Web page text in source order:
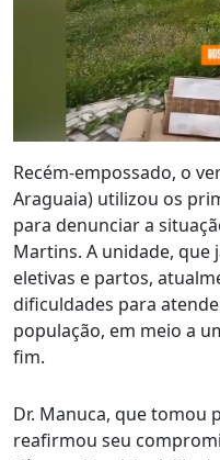
Recém-empossado, o
Araguaia) utilizou os
para denunciar a
Martins. A unidade,
eletivas e partos,
dificuldades para
população, em meio a
fim.
Dr. Manuca, que tomou
reafirmou seu